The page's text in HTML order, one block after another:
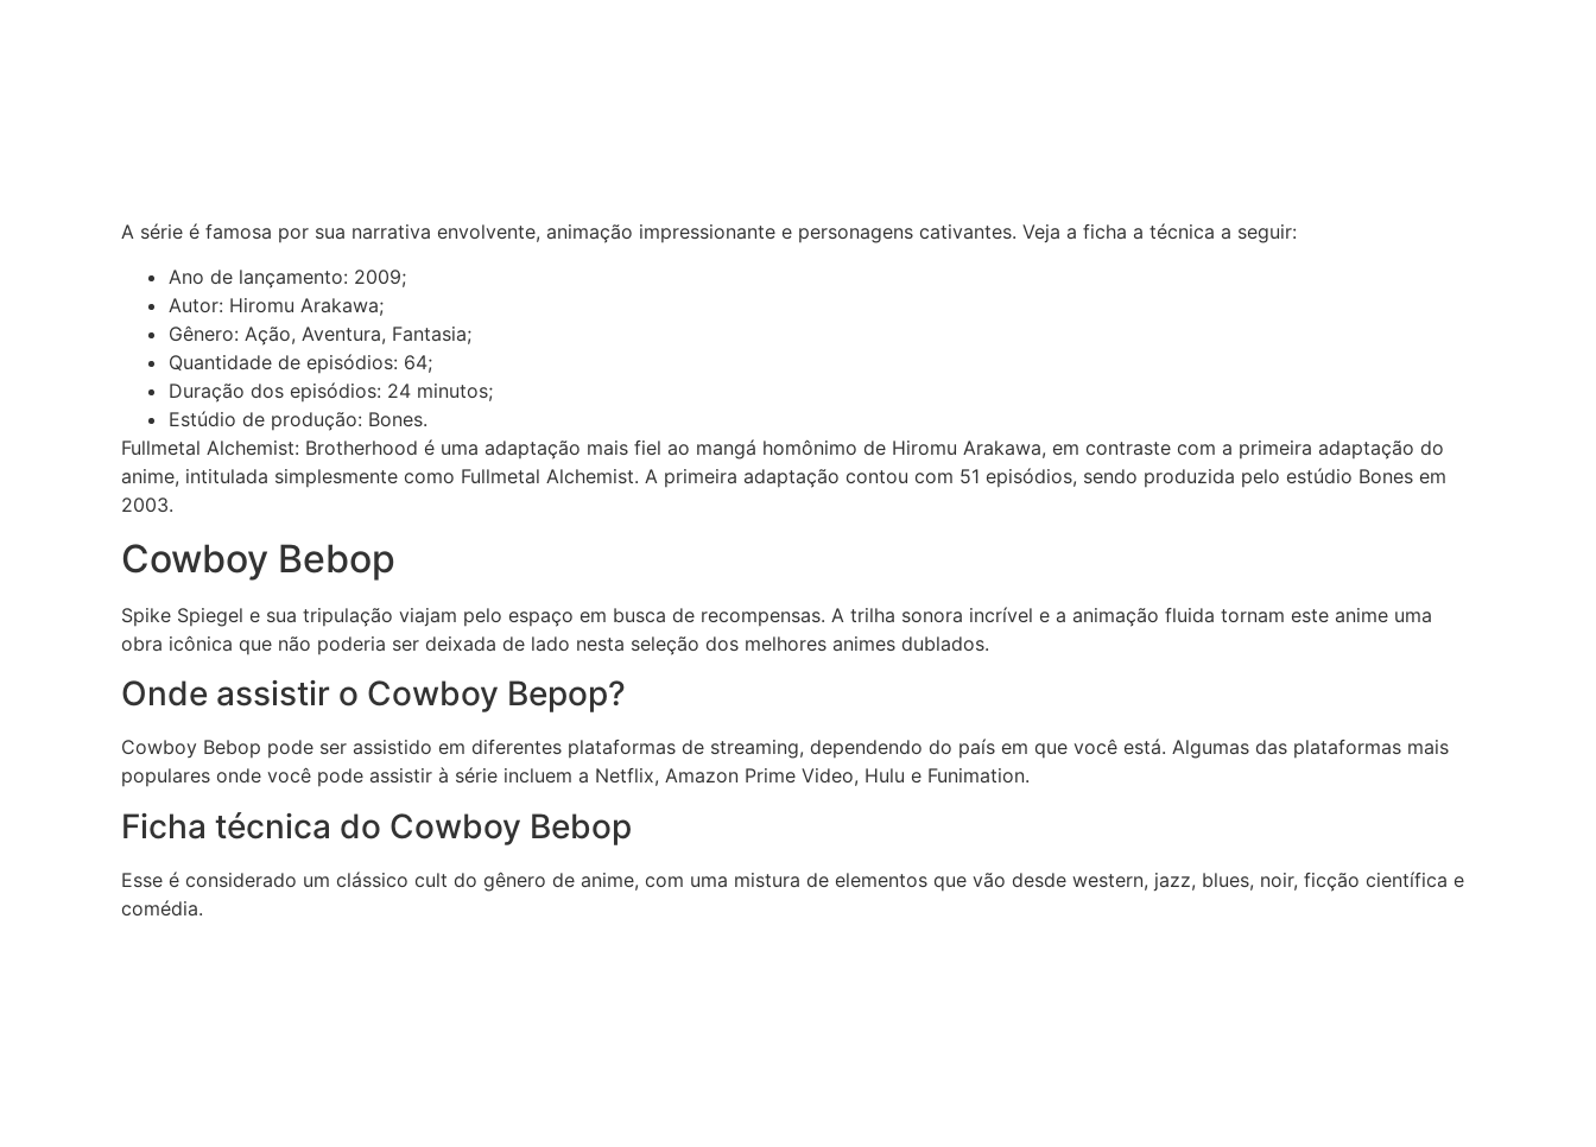
A série é famosa por sua narrativa envolvente, animação impressionante e personagens cativantes. Veja a ficha a técnica a seguir:
Ano de lançamento: 2009;
Autor: Hiromu Arakawa;
Gênero: Ação, Aventura, Fantasia;
Quantidade de episódios: 64;
Duração dos episódios: 24 minutos;
Estúdio de produção: Bones.
Fullmetal Alchemist: Brotherhood é uma adaptação mais fiel ao mangá homônimo de Hiromu Arakawa, em contraste com a primeira adaptação do
anime, intitulada simplesmente como Fullmetal Alchemist. A primeira adaptação contou com 51 episódios, sendo produzida pelo estúdio Bones em
2003.
Cowboy Bebop
Spike Spiegel e sua tripulação viajam pelo espaço em busca de recompensas. A trilha sonora incrível e a animação fluida tornam este anime uma
obra icônica que não poderia ser deixada de lado nesta seleção dos melhores animes dublados.
Onde assistir o Cowboy Bepop?
Cowboy Bebop pode ser assistido em diferentes plataformas de streaming, dependendo do país em que você está. Algumas das plataformas mais
populares onde você pode assistir à série incluem a Netflix, Amazon Prime Video, Hulu e Funimation.
Ficha técnica do Cowboy Bebop
Esse é considerado um clássico cult do gênero de anime, com uma mistura de elementos que vão desde western, jazz, blues, noir, ficção científica e
comédia.